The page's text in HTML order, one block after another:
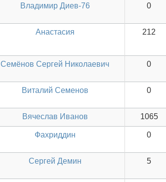
Владимир Диев-76 0
Анастасия 212
Семёнов Сергей Николаевич 0
Виталий Семенов 0
Вячеслав Иванов 1065
Фахриддин 0
Сергей Демин 5